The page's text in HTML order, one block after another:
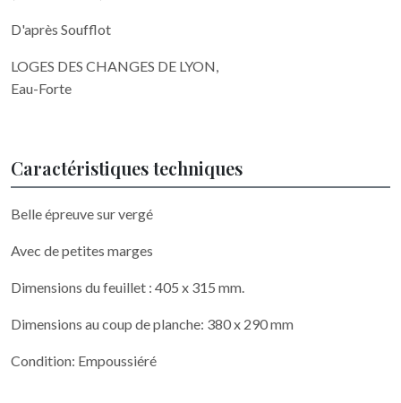
D'après Soufflot
LOGES DES CHANGES DE LYON,
Eau-Forte
Caractéristiques techniques
Belle épreuve sur vergé
Avec de petites marges
Dimensions du feuillet : 405 x 315 mm.
Dimensions au coup de planche: 380 x 290 mm
Condition: Empoussiéré